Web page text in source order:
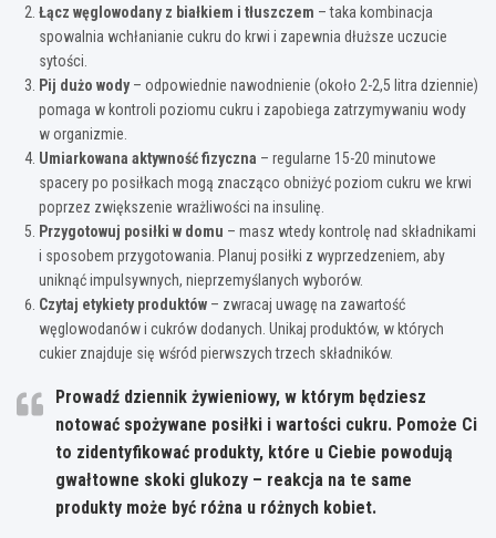
Łącz węglowodany z białkiem i tłuszczem – taka kombinacja
spowalnia wchłanianie cukru do krwi i zapewnia dłuższe uczucie
sytości.
Pij dużo wody– odpowiednie nawodnienie (około 2-2,5 litra dziennie)
pomaga w kontroli poziomu cukru i zapobiega zatrzymywaniu wody
w organizmie.
Umiarkowana aktywność fizyczna – regularne 15-20 minutowe
spacery po posiłkach mogą znacząco obniżyć poziom cukru we krwi
poprzez zwiększenie wrażliwości na insulinę.
Przygotowuj posiłki w domu – masz wtedy kontrolę nad składnikami
i sposobem przygotowania. Planuj posiłki z wyprzedzeniem, aby
uniknąć impulsywnych, nieprzemyślanych wyborów.
Czytaj etykiety produktów – zwracaj uwagę na zawartość
węglowodanów i cukrów dodanych. Unikaj produktów, w których
cukier znajduje się wśród pierwszych trzech składników.
Prowadź dziennik żywieniowy, w którym będziesz
notować spożywane posiłki i wartości cukru. Pomoże Ci
to zidentyfikować produkty, które u Ciebie powodują
gwałtowne skoki glukozy – reakcja na te same
produkty może być różna u różnych kobiet.